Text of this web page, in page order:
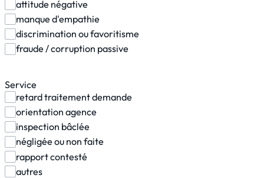
attitude négative
manque d'empathie
discrimination ou favoritisme
fraude / corruption passive
Service
retard traitement demande
orientation agence
inspection bâclée
négligée ou non faite
rapport contesté
autres